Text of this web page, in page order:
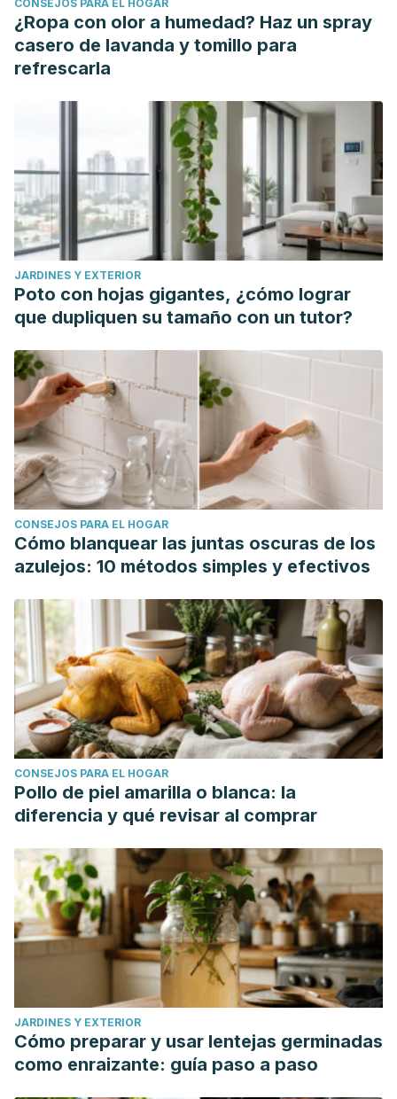
medicine reports, 3(6), 895–901.
https://doi.org/10.3892/mmr.2010.377
Bent, S., Padula, A., Moore, D., Patterson, M., & Mehling, W.
The American journal of medicine, 119(12), 1005–
1012. https://doi.org/10.1016/j.amjmed.2006.02.026
Vutyavanich, T., Kraisarin, T., & Ruangsri, R. (2001). Ginger
for nausea and vomiting in pregnancy: randomized,
double-masked, placebo-controlled trial.
Obstetrics and
gynecology, 97(4), 577–582.
https://doi.org/10.1016/s0029-7844(00)01228-x
Di Cesare Mannelli, L., Tenci, B., Zanardelli, M., Maidecchi,
A., Lugli, A., Mattoli, L., & Ghelardini, C. (2015). Widespread
parthenium. Phytomedicine : international journal of
phytotherapy and phytopharmacology
https://doi.org/10.1016/j.phymed.2015.05.006
Weinkle, A. P., Doktor, V., & Emer, J. (2015). Update on the
management of rosacea.Clinical, cosmetic and
investigational dermatology , 8, 159–177.
https://doi.org/10.2147/CCID.S58940
Lin, M., Bi, H., Yan, Y., Huang, W., Zhang, G., Zhang, G.,
Tang, S., Liu, Y., Zhang, L., Ma, J., & Zhang, J. (2017).
Parthenolide suppresses non-small cell lung cancer GLC-
82 cells growth via B-Raf/MAPK/Erk pathway.
Oncotarget
8(14), 23436–23447.
https://doi.org/10.18632/oncotarget.15584
Linde, K., Ramirez, G., Mulrow, C. D., Pauls, A.,
Weidenhammer, W., & Melchart, D. (1996). St John's wort
for depression--an overview and meta-analysis of
randomised clinical trials.BMJ (Clinical research ed.),
313(7052), 253–258.
https://doi.org/10.1136/bmj.313.7052.253
Tapsell, L. C., Hemphill, I., Cobiac, L., Patch, C. S., Sullivan,
D. R., Fenech, M., Roodenrys, S., Keogh, J. B., Clifton, P. M.,
Williams, P. G., Fazio, V. A., & Inge, K. E. (2006). Health
benefits of herbs and spices: the past, the present, the
future.The Medical journal of Australia, 185(S4), S1–S24.
Kiefer D, Pantuso T. Panax ginseng.American Family
. 2003 Oct;68(8):1539-1542.
CONSEJOS PARA EL HOGAR
¿Ropa con olor a humedad? Haz un spray
casero de lavanda y tomillo para
refrescarla
JARDINES Y EXTERIOR
Poto con hojas gigantes, ¿cómo lograr
que dupliquen su tamaño con un tutor?
CONSEJOS PARA EL HOGAR
Cómo blanquear las juntas oscuras de los
azulejos: 10 métodos simples y efectivos
CONSEJOS PARA EL HOGAR
Pollo de piel amarilla o blanca: la
diferencia y qué revisar al comprar
JARDINES Y EXTERIOR
Cómo preparar y usar lentejas germinadas
como enraizante: guía paso a paso